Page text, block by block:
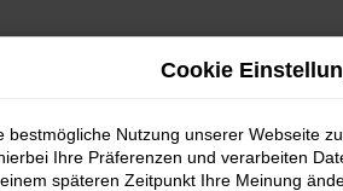
nach Tübingen
Cookie
bestmögliche Nutzung unserer Webseite
Ihre Präferenzen und verarbeiten
späteren Zeitpunkt Ihre Meinung